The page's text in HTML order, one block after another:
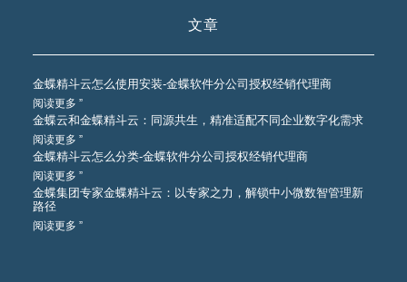
文章
金蝶精斗云怎么使用安装-金蝶软件分公司授权经销代理商
阅读更多 ”
金蝶云和金蝶精斗云：同源共生，精准适配不同企业数字化需求
阅读更多 ”
金蝶精斗云怎么分类-金蝶软件分公司授权经销代理商
阅读更多 ”
金蝶集团专家金蝶精斗云：以专家之力，解锁中小微数智管理新
路径
阅读更多 ”